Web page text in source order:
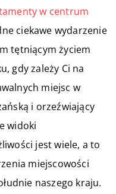
w centrum
ciekawe wydarzenie
tętniącym życiem
gdy zależy Ci na
miejsc w
i orzeźwiający
widoki
jest wiele, a to
miejscowości
naszego kraju.